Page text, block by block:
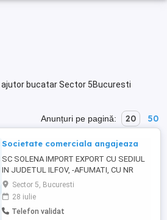
ajutor bucatar Sector 5Bucuresti
Anunțuri pe pagină: 20 50
Societate comerciala angajeaza
SC SOLENA IMPORT EXPORT CU SEDIUL
IN JUDETUL ILFOV, -AFUMATI, CU NR
ONRC J2 , CU24123740, ANGAJAEAZA
AJUTOR BUCATAR, COD COR 941101,
SALARIU 4350 LEI, LB ENGLEZA
CONSTITUIE UN AVANTAJ,, CV SI
Sector 5, Bucuresti
28 iulie
Telefon validat